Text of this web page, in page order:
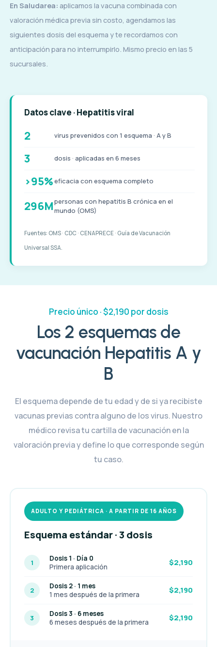
En Saludarea: aplicamos la vacuna combinada con
valoración médica previa sin costo, agendamos las
siguientes dosis del esquema y te recordamos con
anticipación para no interrumpirlo. Mismo precio en las 5
sucursales.
Datos clave · Hepatitis viral
2 virus prevenidos con 1 esquema · A y B
3 dosis · aplicadas en 6 meses
>95%eficacia con esquema completo
296Mpersonas con hepatitis B crónica en el
mundo (OMS)
Fuentes: OMS · CDC · CENAPRECE · Guía de Vacunación
Universal SSA.
Precio único · $2,190 por dosis
Los 2 esquemas de
vacunación Hepatitis A y
B
El esquema depende de tu edad y de si ya recibiste
vacunas previas contra alguno de los virus. Nuestro
médico revisa tu cartilla de vacunación en la
valoración previa y define lo que corresponde según
tu caso.
ADULTO Y PEDIÁTRICA · A PARTIR DE 16 AÑOS
Esquema estándar · 3 dosis
1
Dosis 1 · Día 0
Primera aplicación
$2,190
2
Dosis 2 · 1 mes
1 mes después de la primera
$2,190
3
Dosis 3 · 6 meses
6 meses después de la primera
$2,190